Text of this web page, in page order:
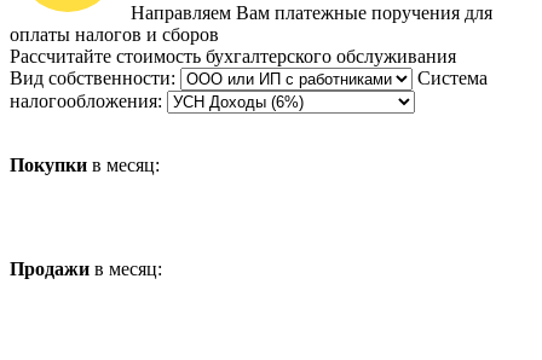
Направляем Вам платежные поручения для
оплаты налогов и сборов
Рассчитайте стоимость бухгалтерского обслуживания
Вид собственности:
Система
налогообложения:
Покупки в месяц:
Продажи в месяц: